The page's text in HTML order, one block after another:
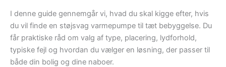
I denne guide gennemgår vi, hvad du skal kigge efter, hvis
du vil finde en støjsvag varmepumpe til tæt bebyggelse. Du
får praktiske råd om valg af type, placering, lydforhold,
typiske fejl og hvordan du vælger en løsning, der passer til
både din bolig og dine naboer.